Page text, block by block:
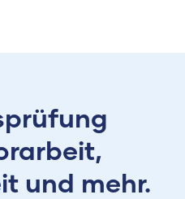
und mehr.